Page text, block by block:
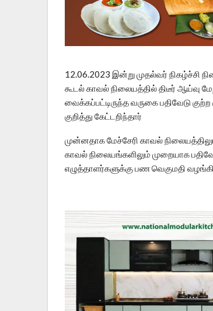
12.06.2023 இன்று முதல்வர் நிகழ்ச்சி
கூடல் காவல் நிலையத்தில் திடீர் ஆய்வு
வைக்கப்பட்டிருந்த வருகை பதிவேடு
குறித்து கேட்டறிந்தார்
முன்னதாக மேச்சேரி காவல்
காவல் நிலையங்களிலும் முறையாக
எழுத்தாளர்களுக்கு பண வெகுமதி